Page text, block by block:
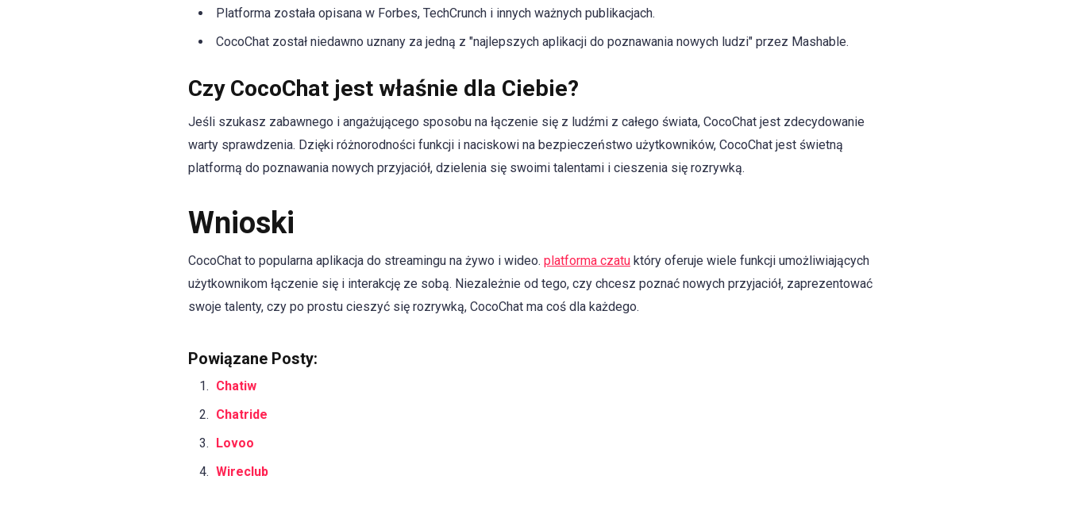
Platforma została opisana w Forbes, TechCrunch i innych ważnych publikacjach.
CocoChat został niedawno uznany za jedną z "najlepszych aplikacji do poznawania nowych ludzi" przez Mashable.
Czy CocoChat jest właśnie dla Ciebie?
Jeśli szukasz zabawnego i angażującego sposobu na łączenie się z ludźmi z całego świata, CocoChat jest zdecydowanie
warty sprawdzenia. Dzięki różnorodności funkcji i naciskowi na bezpieczeństwo użytkowników, CocoChat jest świetną
platformą do poznawania nowych przyjaciół, dzielenia się swoimi talentami i cieszenia się rozrywką.
Wnioski
CocoChat to popularna aplikacja do streamingu na żywo i wideo. platforma czatu który oferuje wiele funkcji umożliwiających
użytkownikom łączenie się i interakcję ze sobą. Niezależnie od tego, czy chcesz poznać nowych przyjaciół, zaprezentować
swoje talenty, czy po prostu cieszyć się rozrywką, CocoChat ma coś dla każdego.
Powiązane Posty:
Chatiw
Chatride
Lovoo
Wireclub